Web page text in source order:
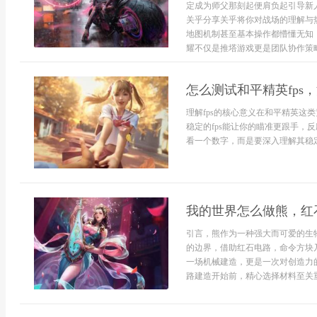
定成为师父那刻起便肩负起引导
关乎分享关乎将你对战场的理解
地图机制甚至基本操作都懵懂无
耀不仅是推塔游戏更是团队协作策
怎么测试和平精英fps
理解fps的核心意义在和平精英这
稳定的fps能让你的瞄准更跟手，
看一个数字，而是要深入理解其稳
我的世界怎么做熊，
引言，熊作为一种强大而可爱的
的边界，借助红石电路，命令方
一场机械建造，更是一次对创造
路建造开始前，精心选择材料至关